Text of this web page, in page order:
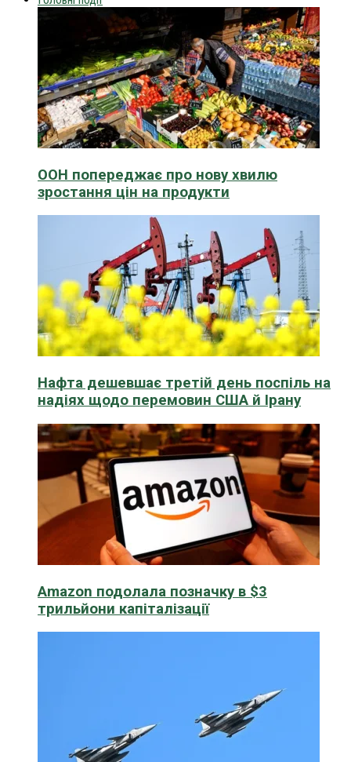
ООН попереджає про нову хвилю
зростання цін на продукти
Нафта дешевшає третій день поспіль на
надіях щодо перемовин США й Ірану
Amazon подолала позначку в $3
трильйони капіталізації